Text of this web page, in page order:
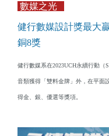
數媒之光
健行數媒設計獎最大
銅8獎
健行數媒系在2023UCH永續行動（
音類獲得「雙料金牌」外，在平面
得金、銀、優選等獎項。